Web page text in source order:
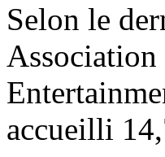
Selon le
accueilli